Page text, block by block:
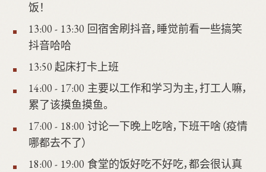
饭！
13:00 - 13:30 回宿舍刷抖音，睡觉前看一些搞笑
抖音哈哈
13:50 起床打卡上班
14:00 - 17:00 主要以工作和学习为主，打工人嘛，
累了该摸鱼摸鱼。
17:00 - 18:00 讨论一下晚上吃啥，下班干啥（疫情
哪都去不了）
18:00 - 19:00 食堂的饭好吃不好吃，都会很认真